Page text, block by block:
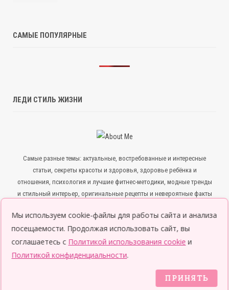
САМЫЕ ПОПУЛЯРНЫЕ
ЛЕДИ СТИЛЬ ЖИЗНИ
Самые разные темы: актуальные, востребованные и интересные
статьи, секреты красоты и здоровья, здоровье ребёнка и
отношения, психология и лучшие фитнес-методики, модные тренды
и стильный интерьер, оригинальные рецепты и невероятные факты
Мы используем cookie-файлы для работы сайта и анализа
посещаемости. Продолжая использовать сайт, вы
соглашаетесь с Политикой использования cookie и
Политикой конфиденциальности.
ПРИНЯТЬ